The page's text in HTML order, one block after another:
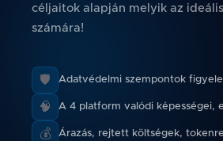
céljaitok alapján melyik az
számára!
🛡️ Adatvédelmi szempontok
🧠 A 4 platform valódi képességei,
💰 Árazás, rejtett költségek,